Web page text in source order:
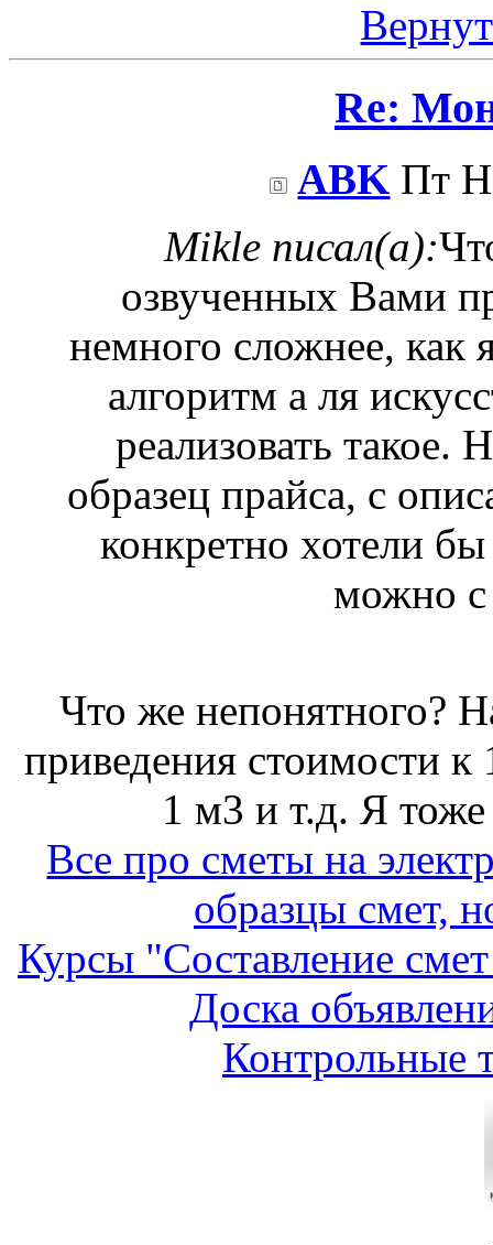
Re:
ABK Пт
Mikle писал(а):
озвученных Вами
немного сложнее,
алгоритм а ля
реализовать
образец прайса, с
конкретно хотели
можно с
Что же непонятного?
приведения стоимости к
1 м3 и т.д. Я тоже
Все про сметы на
образцы смет,
Курсы "Составление
Доска
Контрольные